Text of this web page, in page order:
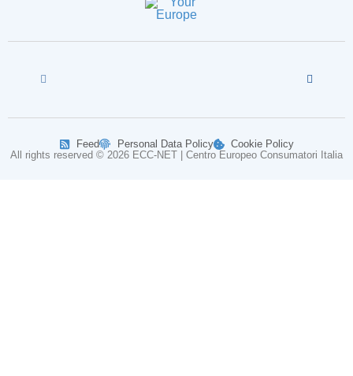
All rights reserved © 2026 ECC-NET | Centro Europeo Consumatori Italia
Feed Personal Data Policy Cookie Policy